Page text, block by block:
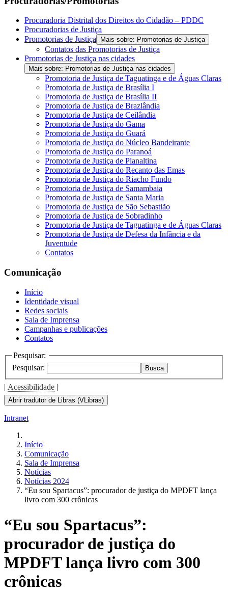
Procuradoria Distrital dos Direitos do Cidadão – PDDC
Procuradorias de Justiça
Promotorias de Justiça
Mais sobre: Promotorias de Justiça
Contatos das Promotorias de Justiça
Promotorias de Justiça nas cidades
Mais sobre: Promotorias de Justiça nas cidades
Promotoria de Justiça de Taguatinga e de Águas Claras
Promotoria de Justiça de Brasília I
Promotoria de Justiça de Brasília II
Promotoria de Justiça de Brazlândia
Promotoria de Justiça de Ceilândia
Promotoria de Justiça do Gama
Promotoria de Justiça do Guará
Promotoria de Justiça do Núcleo Bandeirante
Promotoria de Justiça do Paranoá
Promotoria de Justiça de Planaltina
Promotoria de Justiça do Recanto das Emas
Promotoria de Justiça do Riacho Fundo
Promotoria de Justiça de Samambaia
Promotoria de Justiça de Santa Maria
Promotoria de Justiça de São Sebastião
Promotoria de Justiça de Sobradinho
Promotoria de Justiça de Taguatinga e de Águas Claras
Promotoria de Justiça de Defesa da Infância e da
Juventude
Contatos
Comunicação
Início
Identidade visual
Redes sociais
Sala de Imprensa
Campanhas e publicações
Contatos
Pesquisar:
Pesquisar:
Busca
| Acessibilidade |
Abrir tradutor de Libras (VLibras)
Intranet
Início
Comunicação
Sala de Imprensa
Notícias
Notícias 2024
“Eu sou Spartacus”: procurador de justiça do MPDFT lança
livro com 300 crônicas
“Eu sou Spartacus”:
procurador de justiça do
MPDFT lança livro com 300
crônicas